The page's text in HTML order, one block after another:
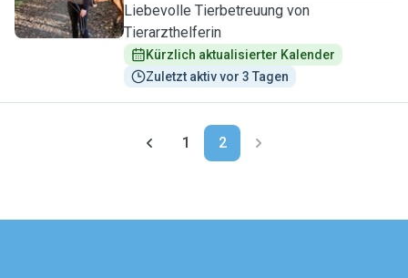
Liebevolle Tierbetreuung von
Tierarzthelferin
Kürzlich aktualisierter Kalender
Zuletzt aktiv vor 3 Tagen
1 2